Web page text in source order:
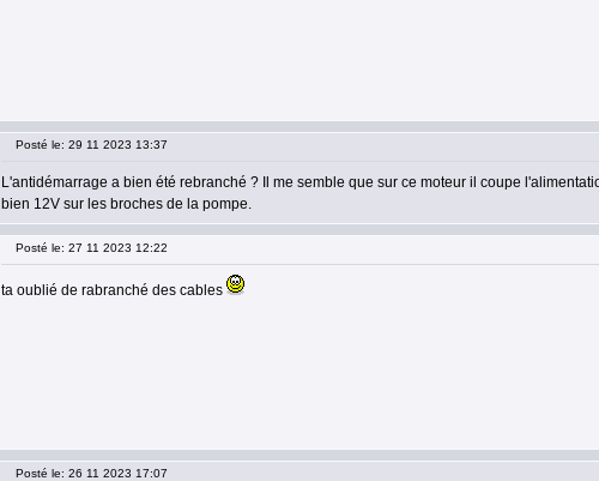
Posté le: 29 11 2023 13:37
L'antidémarrage a bien été rebranché ? Il me semble que sur ce moteur il coupe
bien 12V sur les broches de la pompe.
Posté le: 27 11 2023 12:22
ta oublié de rabranché des cables
Posté le: 26 11 2023 17:07